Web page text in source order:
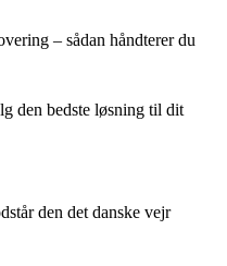
– sådan håndterer du
den bedste løsning til dit
den det danske vejr